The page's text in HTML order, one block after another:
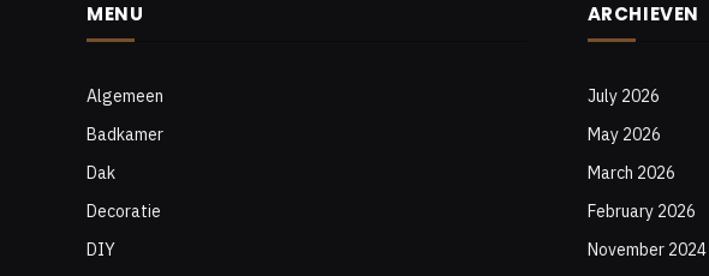
MENU
Algemeen
Badkamer
Dak
Decoratie
DIY
ARCHIEVEN
July 2026
May 2026
March 2026
February 2026
November 2024